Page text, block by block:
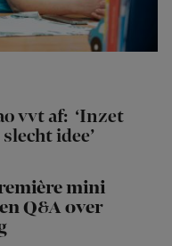
vvt af: ‘Inzet
idee’
mini
Q&A over